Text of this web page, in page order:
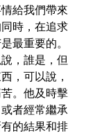
給我們帶來
時，在追求
最重要的。
，誰是，但
，可以說，
。他及時擊
者經常繼承
的結果和排